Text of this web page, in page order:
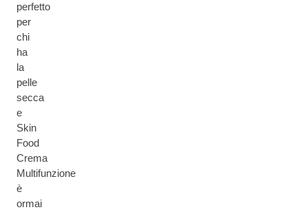
perfetto
per
chi
ha
la
pelle
secca
e
Skin
Food
Crema
Multifunzione
è
ormai